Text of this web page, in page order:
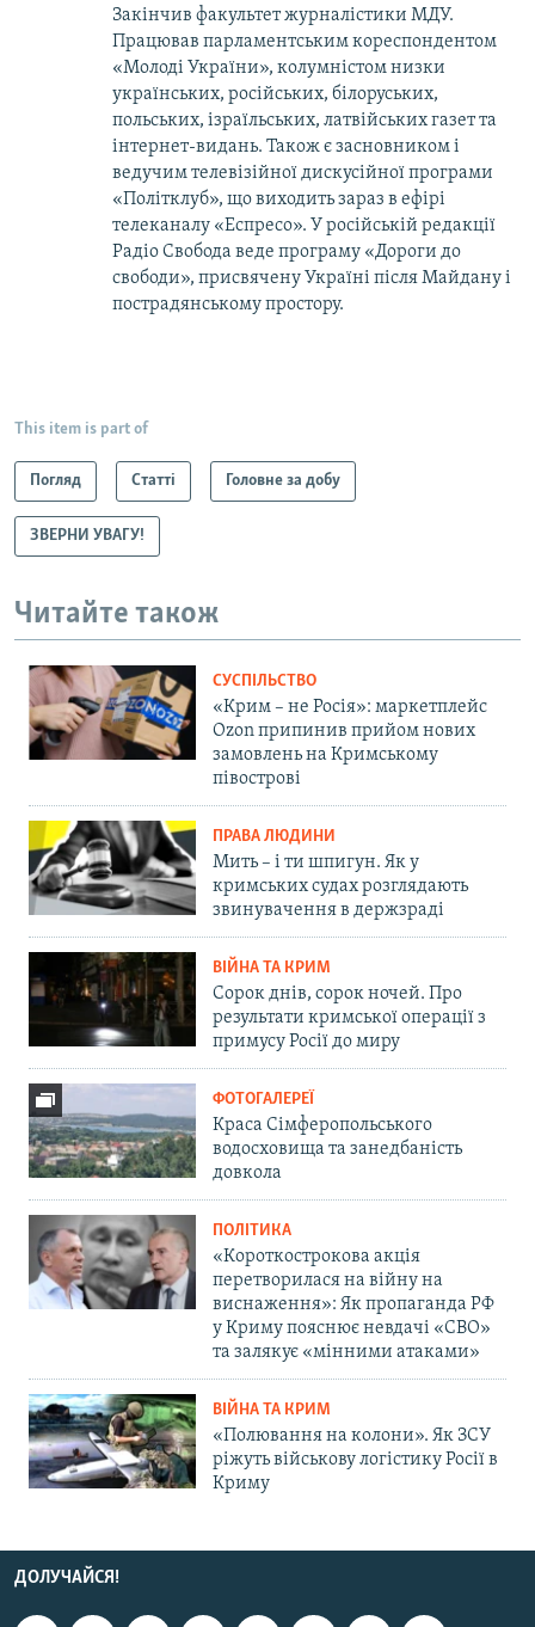
Закінчив факультет журналістики МДУ.
Працював парламентським кореспондентом
«Молоді України», колумністом низки
українських, російських, білоруських,
польських, ізраїльських, латвійських газет та
інтернет-видань. Також є засновником і
ведучим телевізійної дискусійної програми
«Політклуб», що виходить зараз в ефірі
телеканалу «Еспресо». У російській редакції
Радіо Свобода веде програму «Дороги до
свободи», присвячену Україні після Майдану і
пострадянському простору.
This item is part of
Погляд Статті Головне за добу
ЗВЕРНИ УВАГУ!
Читайте також
СУСПІЛЬСТВО
«Крим – не Росія»: маркетплейс
Ozon припинив прийом нових
замовлень на Кримському
півострові
ПРАВА ЛЮДИНИ
Мить – і ти шпигун. Як у
кримських судах розглядають
звинувачення в держзраді
ВІЙНА ТА КРИМ
Сорок днів, сорок ночей. Про
результати кримської операції з
примусу Росії до миру
ФОТОГАЛЕРЕЇ
Краса Сімферопольського
водосховища та занедбаність
довкола
ПОЛІТИКА
«Короткострокова акція
перетворилася на війну на
виснаження»: Як пропаганда РФ
у Криму пояснює невдачі «СВО»
та залякує «мінними атаками»
ВІЙНА ТА КРИМ
«Полювання на колони». Як ЗСУ
ріжуть військову логістику Росії в
Криму
ДОЛУЧАЙСЯ!